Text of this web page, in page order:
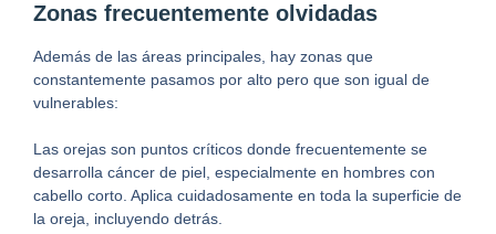
Zonas frecuentemente olvidadas
Además de las áreas principales, hay zonas que
constantemente pasamos por alto pero que son igual de
vulnerables:
Las orejas son puntos críticos donde frecuentemente se
desarrolla cáncer de piel, especialmente en hombres con
cabello corto. Aplica cuidadosamente en toda la superficie de
la oreja, incluyendo detrás.